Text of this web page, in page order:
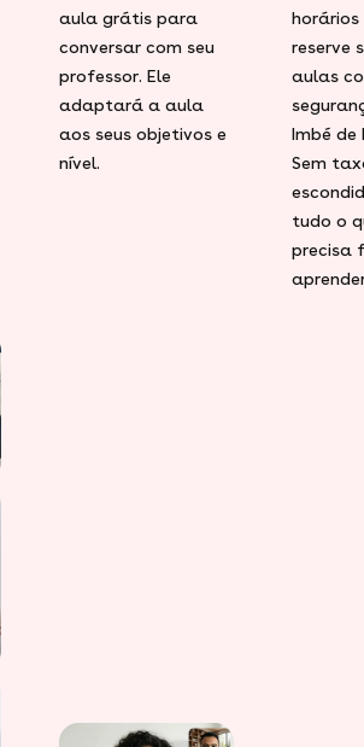
aula grátis para
conversar com seu
professor. Ele
adaptará a aula
aos seus objetivos e
nível.
horários
reserve
aulas
Imbé de
Sem
tudo o
precisa